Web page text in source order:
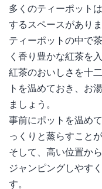
多くのティーポット
するスペースがありま
ティーポットの中で
く香り豊かな紅茶を
紅茶のおいしさを十
トを温めておき、お
ましょう。
事前にポットを温め
っくりと蒸らすことが
そして、高い位置か
ジャンピングしやす
す。